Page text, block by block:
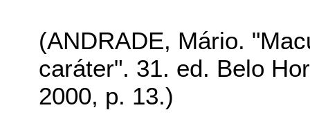
(ANDRADE, Mário.
caráter". 31. ed. Belo
2000, p. 13.)